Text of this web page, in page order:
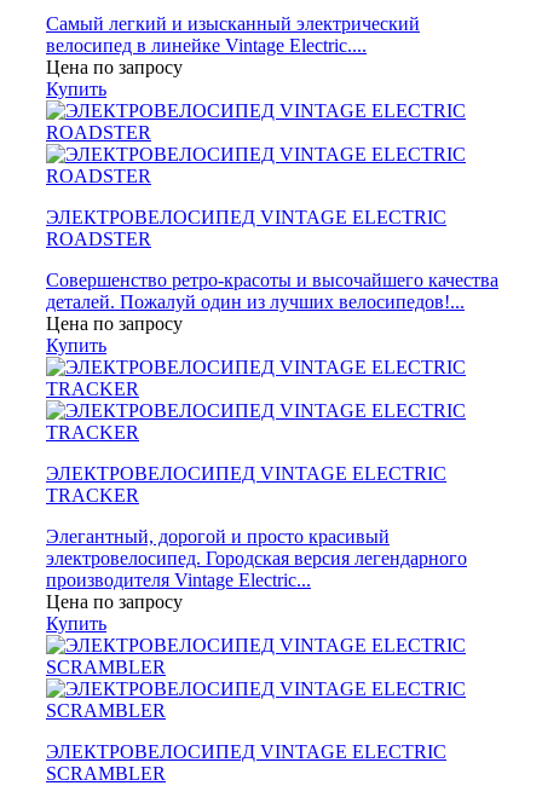
Самый легкий и изысканный электрический
велосипед в линейке Vintage Electric....
Цена по запросу
Купить
ЭЛЕКТРОВЕЛОСИПЕД VINTAGE ELECTRIC
ROADSTER
Совершенство ретро-красоты и высочайшего качества
деталей. Пожалуй один из лучших велосипедов!...
Цена по запросу
Купить
ЭЛЕКТРОВЕЛОСИПЕД VINTAGE ELECTRIC
TRACKER
Элегантный, дорогой и просто красивый
электровелосипед. Городская версия легендарного
производителя Vintage Electric...
Цена по запросу
Купить
ЭЛЕКТРОВЕЛОСИПЕД VINTAGE ELECTRIC
SCRAMBLER